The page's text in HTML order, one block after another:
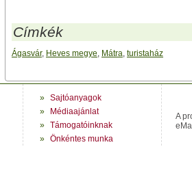
Címkék
Ágasvár, Heves megye, Mátra, turistaház
» Sajtóanyagok
»
Médiaajánlat
» Támogatóinknak
» Önkéntes munka
A